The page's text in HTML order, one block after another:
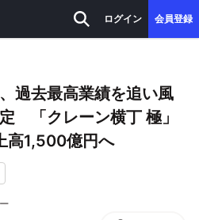
ログイン 会員登録
過去最高業績を追い風
「クレーン横丁 極」
高1,500億円へ